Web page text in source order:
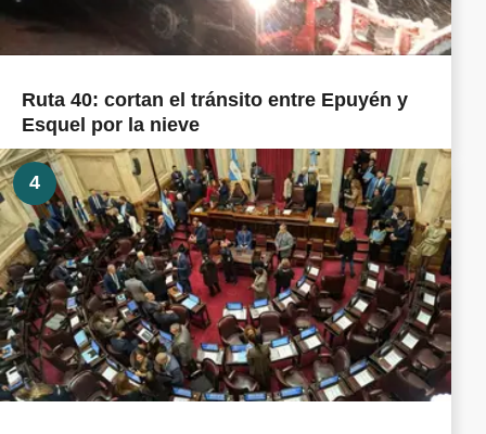
Ruta 40: cortan el tránsito entre Epuyén y
Esquel por la nieve
4